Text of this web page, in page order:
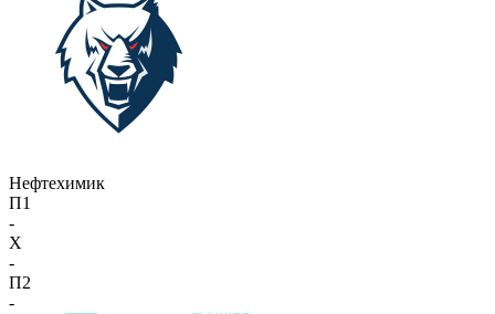
Нефтехимик
П1
-
X
-
П2
-